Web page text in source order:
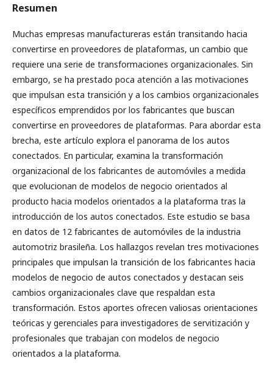
Resumen
Muchas empresas manufactureras están transitando hacia
convertirse en proveedores de plataformas, un cambio que
requiere una serie de transformaciones organizacionales. Sin
embargo, se ha prestado poca atención a las motivaciones
que impulsan esta transición y a los cambios organizacionales
específicos emprendidos por los fabricantes que buscan
convertirse en proveedores de plataformas. Para abordar esta
brecha, este artículo explora el panorama de los autos
conectados. En particular, examina la transformación
organizacional de los fabricantes de automóviles a medida
que evolucionan de modelos de negocio orientados al
producto hacia modelos orientados a la plataforma tras la
introducción de los autos conectados. Este estudio se basa
en datos de 12 fabricantes de automóviles de la industria
automotriz brasileña. Los hallazgos revelan tres motivaciones
principales que impulsan la transición de los fabricantes hacia
modelos de negocio de autos conectados y destacan seis
cambios organizacionales clave que respaldan esta
transformación. Estos aportes ofrecen valiosas orientaciones
teóricas y gerenciales para investigadores de servitización y
profesionales que trabajan con modelos de negocio
orientados a la plataforma.